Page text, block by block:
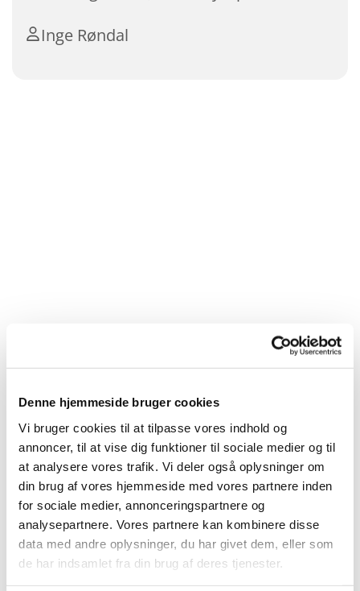
Denne hjemmeside bruger cookies
Vi bruger cookies til at tilpasse vores indhold og
annoncer, til at vise dig funktioner til sociale medier og til
at analysere vores trafik. Vi deler også oplysninger om
din brug af vores hjemmeside med vores partnere inden
for sociale medier, annonceringspartnere og
analysepartnere. Vores partnere kan kombinere disse
data med andre oplysninger, du har givet dem, eller som
de har indsamlet fra din brug af deres tjenester.
Inge Røndal
Du vil måske også kunne
lide...